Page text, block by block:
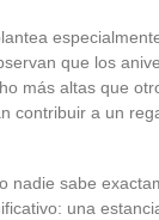
que los
más altas que
contribuir a un
nadie sabe
una